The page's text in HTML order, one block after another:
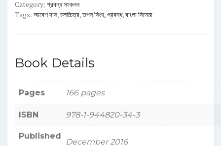
Category: প্রবন্ধ সংকলন
Tags: আবেশ দাস,চলচ্চিত্র,তপন সিংহ,প্রবন্ধ,বাংলা সিনেমা
Book Details
Pages 166 pages
ISBN 978-1-944820-34-3
Published
December 2016